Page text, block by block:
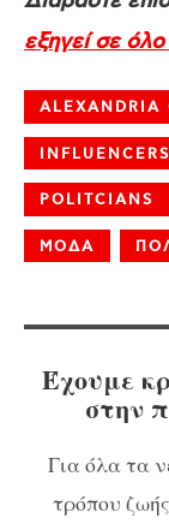
εξηγεί σε
ALEXANDRIA
INFLUENCERS
POLITCIANS
ΜΟΔΑ
Έχουμε
στην
Για όλα τα
τρόπου